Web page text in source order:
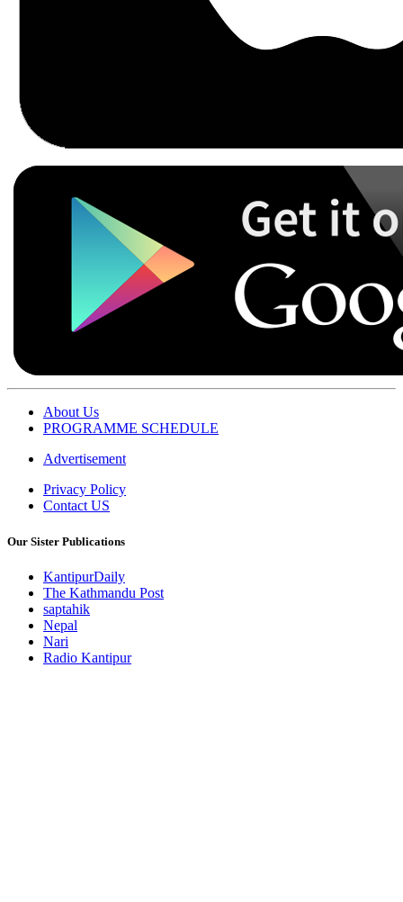
About Us
PROGRAMME SCHEDULE
Advertisement
Privacy Policy
Contact US
Our Sister Publications
KantipurDaily
The Kathmandu Post
saptahik
Nepal
Nari
Radio Kantipur